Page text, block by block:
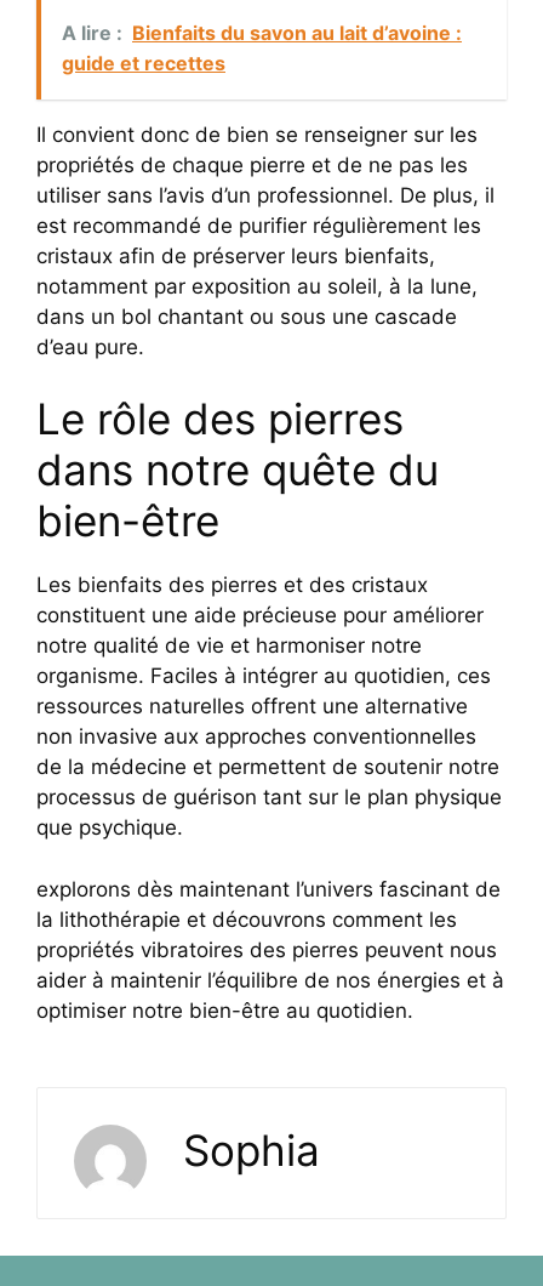
A lire : Bienfaits du savon au lait d’avoine :
guide et recettes
Il convient donc de bien se renseigner sur les
propriétés de chaque pierre et de ne pas les
utiliser sans l’avis d’un professionnel. De plus, il
est recommandé de purifier régulièrement les
cristaux afin de préserver leurs bienfaits,
notamment par exposition au soleil, à la lune,
dans un bol chantant ou sous une cascade
d’eau pure.
Le rôle des pierres
dans notre quête du
bien-être
Les bienfaits des pierres et des cristaux
constituent une aide précieuse pour améliorer
notre qualité de vie et harmoniser notre
organisme. Faciles à intégrer au quotidien, ces
ressources naturelles offrent une alternative
non invasive aux approches conventionnelles
de la médecine et permettent de soutenir notre
processus de guérison tant sur le plan physique
que psychique.
explorons dès maintenant l’univers fascinant de
la lithothérapie et découvrons comment les
propriétés vibratoires des pierres peuvent nous
aider à maintenir l’équilibre de nos énergies et à
optimiser notre bien-être au quotidien.
Sophia